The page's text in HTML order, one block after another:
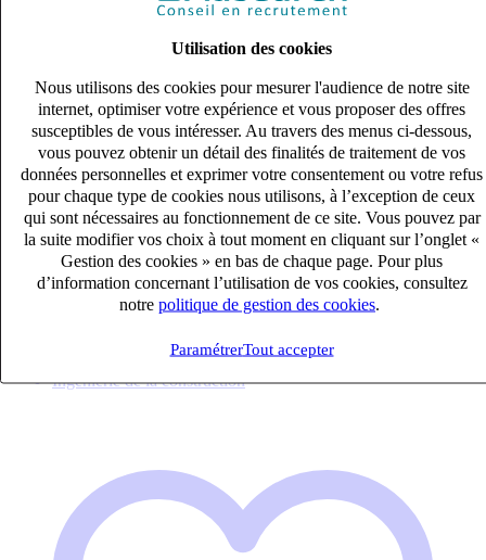
Utilisation des cookies
Nous utilisons des cookies pour mesurer l'audience de notre site
internet, optimiser votre expérience et vous proposer des offres
susceptibles de vous intéresser. Au travers des menus ci-dessous,
vous pouvez obtenir un détail des finalités de traitement de vos
données personnelles et exprimer votre consentement ou votre refus
pour chaque type de cookies nous utilisons, à l’exception de ceux
qui sont nécessaires au fonctionnement de ce site. Vous pouvez par
la suite modifier vos choix à tout moment en cliquant sur l’onglet «
Gestion des cookies » en bas de chaque page. Pour plus
d’information concernant l’utilisation de vos cookies, consultez
notre politique de gestion des cookies
ParamétrerTout accepter
Ingénieur d’études senior CVC / Fluides (H/F)
50k – 60k €
Nice, Alpes-Maritimes (06200)
Ingénierie de la construction